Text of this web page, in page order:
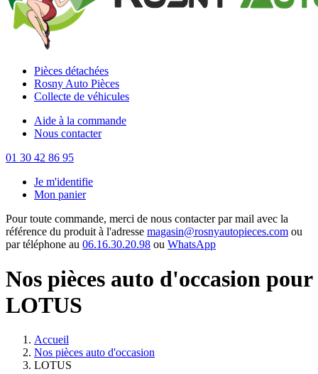
Pièces détachées
Rosny Auto Pièces
Collecte de véhicules
Aide à la commande
Nous contacter
01 30 42 86 95
Je m'identifie
Mon panier
Pour toute commande, merci de nous contacter par mail avec la
référence du produit à l'adresse magasin@rosnyautopieces.com ou
par téléphone au 06.16.30.20.98 ou WhatsApp
Nos pièces auto d'occasion pour
LOTUS
Accueil
Nos pièces auto d'occasion
LOTUS